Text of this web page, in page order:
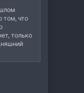
том, что
только